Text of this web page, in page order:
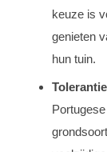
keuze is
genieten
hun tuin.